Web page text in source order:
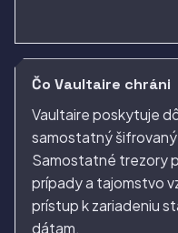
Čo Vaultaire chráni
Vaultaire poskytuje
samostatný
Samostatné trezory
prípady a tajomstvo
prístup k zariadeniu
dátam.